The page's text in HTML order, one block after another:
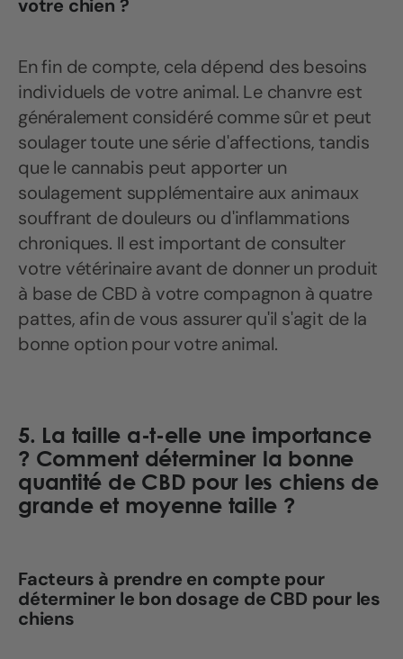
votre chien ?
En fin de compte, cela dépend des besoins
individuels de votre animal. Le chanvre est
généralement considéré comme sûr et peut
soulager toute une série d'affections, tandis
que le cannabis peut apporter un
soulagement supplémentaire aux animaux
souffrant de douleurs ou d'inflammations
chroniques. Il est important de consulter
votre vétérinaire avant de donner un produit
à base de CBD à votre compagnon à quatre
pattes, afin de vous assurer qu'il s'agit de la
bonne option pour votre animal.
5. La taille a-t-elle une importance
? Comment déterminer la bonne
quantité de CBD pour les chiens de
grande et moyenne taille ?
Facteurs à prendre en compte pour
déterminer le bon dosage de CBD pour les
chiens